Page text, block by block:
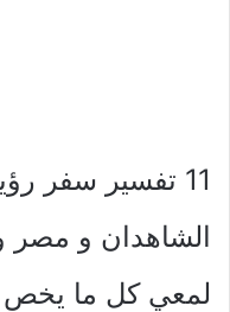
الشاهدان و مصر و
لمعي كل ما يخص